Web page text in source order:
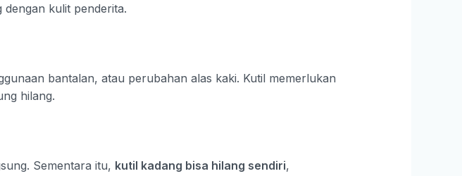
dengan kulit penderita.
bantalan, atau perubahan alas kaki. Kutil memerlukan
hilang.
Sementara itu, kutil kadang bisa hilang sendiri,